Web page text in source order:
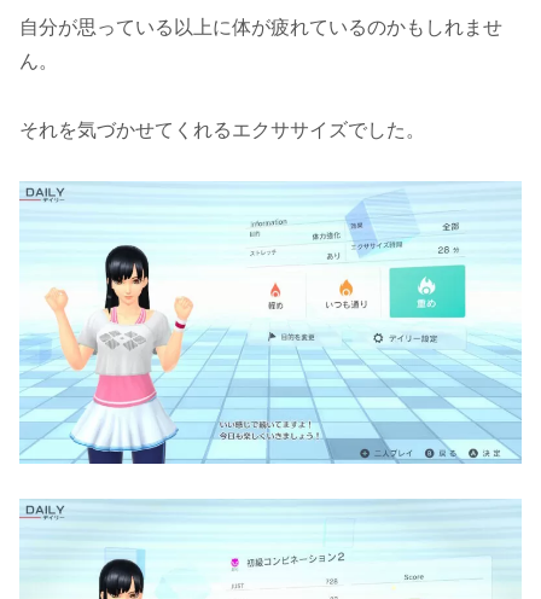
自分が思っている以上に体が疲れているのかもしれませ
ん。
それを気づかせてくれるエクササイズでした。